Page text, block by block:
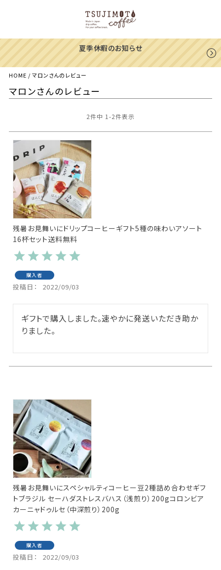
夏季休暇のお知らせ
HOME マロンさんのレビュー
マロンさんのレビュー
2件中 1 -2件表示
残暑お見舞いにドリップコーヒーギフト5種の味わいアソート
16杯セット送料無料
購入者
投稿日 2022/09/03
ギフトで購入しました。速やかに発送いただき助か
りました。
残暑お見舞いにスペシャルティコーヒー豆2種詰め合わせギフ
トブラジル セーハダストレスバハス（浅煎り）200gコロンビア
カーニャドゥルセ（中深煎り）200g
購入者
投稿日 2022/09/03